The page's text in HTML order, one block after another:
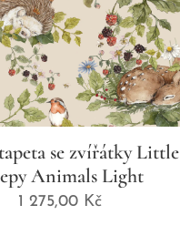
se zvířátky Little
Animals Light
1 275,00 Kč